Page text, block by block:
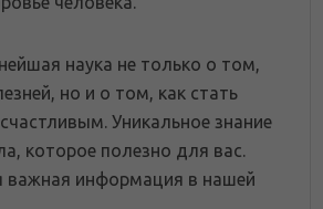
наука не только о том,
но и о том, как стать
Уникальное знание
которое полезно для вас.
важная информация в нашей